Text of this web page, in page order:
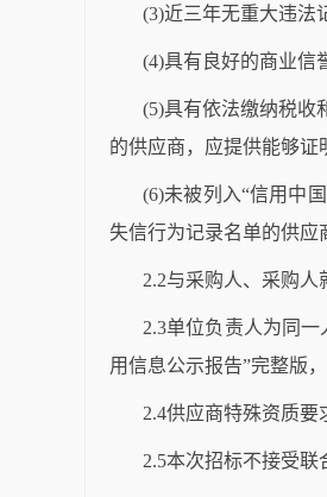
(3)近三年无重大违法
(4)具有良好的商业信
(5)具有依法缴纳税收
的供应商，应提供能够证
(6)未被列入“信用中国
失信行为记录名单的供应
2.2与采购人、采购
2.3单位负责人为同
用信息公示报告”完整版
2.4供应商特殊资质要
2.5本次招标不接受联